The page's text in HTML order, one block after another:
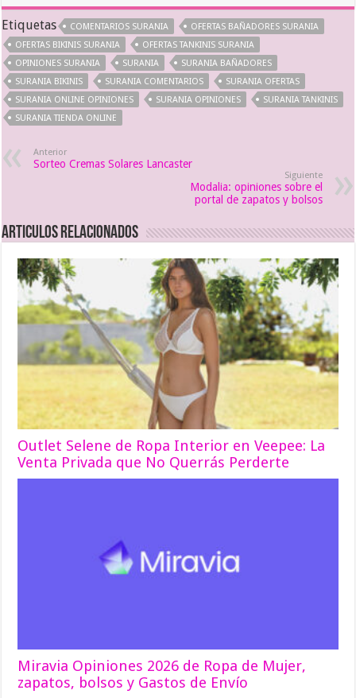
Etiquetas COMENTARIOS SURANIA
OFERTAS BAÑADORES SURANIA
OFERTAS BIKINIS SURANIA
OFERTAS TANKINIS SURANIA
OPINIONES SURANIA
SURANIA
SURANIA BAÑADORES
SURANIA BIKINIS
SURANIA COMENTARIOS
SURANIA OFERTAS
SURANIA ONLINE OPINIONES
SURANIA OPINIONES
SURANIA TANKINIS
SURANIA TIENDA ONLINE
Anterior
Sorteo Cremas Solares Lancaster
Siguiente
Modalia: opiniones sobre el
portal de zapatos y bolsos
Articulos relacionados
Outlet Selene de Ropa Interior en Veepee: La
Venta Privada que No Querrás Perderte
Miravia Opiniones 2026 de Ropa de Mujer,
zapatos, bolsos y Gastos de Envío